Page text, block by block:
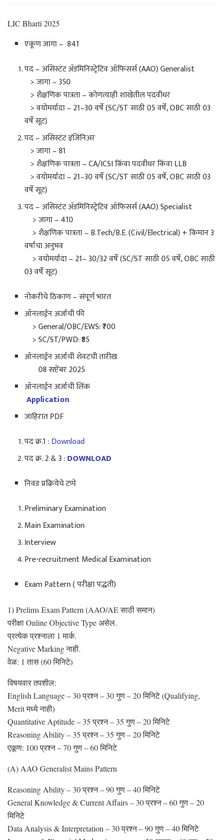
LIC Bharti 2025
एकूण जागा – 841
पद – असिस्टंट ॲडमिनिस्ट्रेटिव ऑफिसर्स (AAO) Generalist
> जागा – 350
> शैक्षणिक पात्रता – कोणत्याही शाखेतील पदवीधर
> वयोमर्यादा – 21–30 वर्षे (SC/ST साठी 05 वर्षे, OBC साठी 03
वर्षे सूट)
पद – असिस्टंट इंजिनिअर
> जागा – 81
> शैक्षणिक पात्रता – CA/ICSI किंवा पदवीधर किंवा LLB
> वयोमर्यादा – 21–30 वर्षे (SC/ST साठी 05 वर्षे, OBC साठी 03
वर्षे सूट)
पद – असिस्टंट ॲडमिनिस्ट्रेटिव ऑफिसर्स (AAO) Specialist
> जागा – 410
> शैक्षणिक पात्रता – B.Tech/B.E. (Civil/Electrical) + किमान 3
वर्षांचा अनुभव
> वयोमर्यादा – 21– 30/32 वर्षे (SC/ST साठी 05 वर्षे, OBC साठी
03 वर्षे सूट)
नोकरीचे ठिकाण – संपूर्ण भारत
ऑनलाईन अर्जाची फी
> General/OBC/EWS: ₹700
> SC/ST/PWD: ₹85
ऑनलाईन अर्जाची शेवटची तारीख
08 सप्टेंबर 2025
ऑनलाईन अर्जाची लिंक
Application
जाहिरात PDF
पद क्र.1 : Download
पद क्र. 2 & 3 : DOWNLOAD
निवड प्रक्रियेचे टप्पे
Preliminary Examination
Main Examination
Interview
Pre-recruitment Medical Examination
Exam Pattern ( परीक्षा पद्धती)
1) Prelims Exam Pattern (AAO/AE साठी समान)
परीक्षा Online Objective Type असेल.
प्रत्येक प्रश्नाला 1 मार्क.
Negative Marking नाही.
वेळ: 1 तास (60 मिनिटे)
विषयवार तपशील:
English Language – 30 प्रश्न – 30 गुण – 20 मिनिटे (Qualifying,
Merit मध्ये नाही)
Quantitative Aptitude – 35 प्रश्न – 35 गुण – 20 मिनिटे
Reasoning Ability – 35 प्रश्न – 35 गुण – 20 मिनिटे
एकूण: 100 प्रश्न – 70 गुण – 60 मिनिटे
(A) AAO Generalist Mains Pattern
Reasoning Ability – 30 प्रश्न – 90 गुण – 40 मिनिटे
General Knowledge & Current Affairs – 30 प्रश्न – 60 गुण – 20
मिनिटे
Data Analysis & Interpretation – 30 प्रश्न – 90 गुण – 40 मिनिटे